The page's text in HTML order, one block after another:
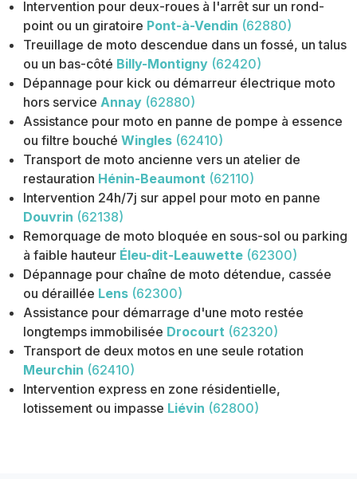
Intervention pour deux-roues à l'arrêt sur un rond-
point ou un giratoire Pont-à-Vendin (62880)
Treuillage de moto descendue dans un fossé, un talus
ou un bas-côté Billy-Montigny (62420)
Dépannage pour kick ou démarreur électrique moto
hors service Annay (62880)
Assistance pour moto en panne de pompe à essence
ou filtre bouché Wingles (62410)
Transport de moto ancienne vers un atelier de
restauration Hénin-Beaumont (62110)
Intervention 24h/7j sur appel pour moto en panne
Douvrin (62138)
Remorquage de moto bloquée en sous-sol ou parking
à faible hauteur Éleu-dit-Leauwette (62300)
Dépannage pour chaîne de moto détendue, cassée
ou déraillée Lens (62300)
Assistance pour démarrage d'une moto restée
longtemps immobilisée Drocourt (62320)
Transport de deux motos en une seule rotation
Meurchin (62410)
Intervention express en zone résidentielle,
lotissement ou impasse Liévin (62800)